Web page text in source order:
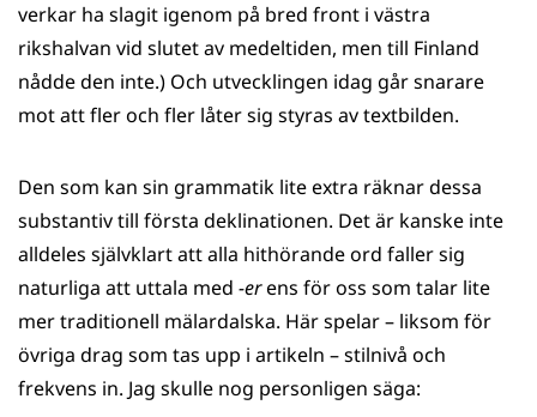
verkar ha slagit igenom på bred front i västra
rikshalvan vid slutet av medeltiden, men till Finland
nådde den inte.) Och utvecklingen idag går snarare
mot att fler och fler låter sig styras av textbilden.
Den som kan sin grammatik lite extra räknar dessa
substantiv till första deklinationen. Det är kanske inte
alldeles självklart att alla hithörande ord faller sig
naturliga att uttala med -erens för oss som talar lite
mer traditionell mälardalska. Här spelar – liksom för
övriga drag som tas upp i artikeln – stilnivå och
frekvens in. Jag skulle nog personligen säga: